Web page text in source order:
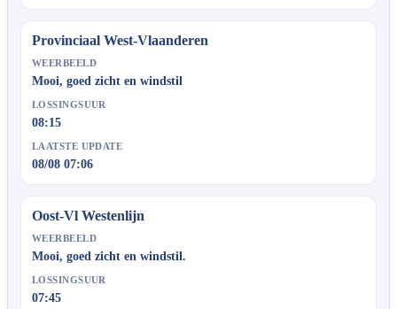
Provinciaal West-Vlaanderen
WEERBEELD
Mooi, goed zicht en windstil
LOSSINGSUUR
08:15
LAATSTE UPDATE
08/08 07:06
Oost-Vl Westenlijn
WEERBEELD
Mooi, goed zicht en windstil.
LOSSINGSUUR
07:45